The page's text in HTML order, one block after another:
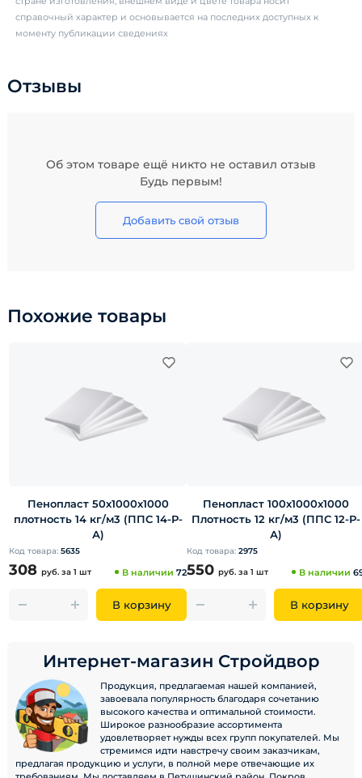
справочный характер и основывается на последних доступных к
моменту публикации сведениях
Отзывы
Об этом товаре ещё никто не оставил отзыв
Будь первым!
Добавить свой отзыв
Похожие товары
Пенопласт 50х1000х1000
плотность 14 кг/м3 (ППС 14-Р-
А)
Код товара: 5635
308 руб. за 1 шт В наличии 72
В корзину
Пенопласт 100х1000х1000
Плотность 12 кг/м3 (ППС 12-Р-
А)
Код товара: 2975
550 руб. за 1 шт В наличии
В корзину
Интернет-магазин Стройдвор
Продукция, предлагаемая нашей компанией,
завоевала популярность благодаря сочетанию
высокого качества и оптимальной стоимости.
Широкое разнообразие ассортимента
удовлетворяет нужды всех групп покупателей. Мы
стремимся идти навстречу своим заказчикам,
предлагая продукцию и услуги, в полной мере отвечающие их